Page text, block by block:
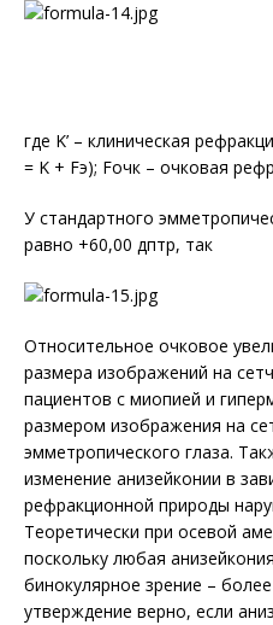
где K’ – клиническая
= K + Fэ); Fочк – очковая
У стандартного
равно +60,00 дптр, так
Относительное очковое
размера изображений на
пациентов с миопией и
размером изображения на
эмметропического глаза.
изменение анизейконии в
рефракционной природы
Теоретически при осевой
поскольку любая
бинокулярное зрение –
утверждение верно, если